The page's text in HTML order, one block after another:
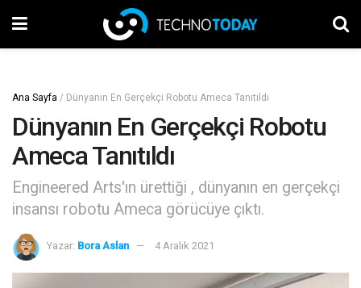
Ana Sayfa / Dünyanın En Gerçekçi Robotu Ameca Tanıtıldı
Dünyanın En Gerçekçi Robotu
Ameca Tanıtıldı
Engineered Arts'ın ürettiği , dünyanın en gerçekçi
insansı robotu Ameca görücüye çıktı.
Yazar: Bora Aslan 4 Aralık 2021